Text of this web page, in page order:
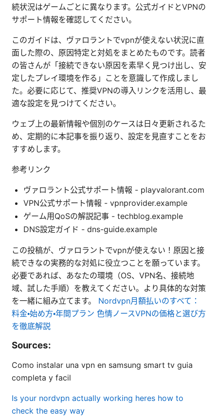
続状況はゲームごとに異なります。公式ガイドとVPNの
サポート情報を確認してください。
このガイドは、ヴァロラントでvpnが使えない状況に直
面した際の、原因特定と対処をまとめたものです。読者
の皆さんが「接続できない原因を素早く見つけ出し、安
定したプレイ環境を作る」ことを意識して作成しまし
た。必要に応じて、推奨VPNの導入リンクを活用し、最
適な設定を見つけてください。
ウェブ上の最新情報や個別のケースは日々更新されるた
め、定期的に本記事を振り返り、設定を見直すことをお
すすめします。
参考リンク
ヴァロラント公式サポート情報 - playvalorant.com
VPN公式サポート情報 - vpnprovider.example
ゲーム用QoSの解説記事 - techblog.example
DNS設定ガイド - dns-guide.example
この投稿が、ヴァロラントでvpnが使えない！原因と接
続できなの実務的な対処に役立つことを願っています。
必要であれば、あなたの環境（OS、VPN名、接続地
域、試した手順）を教えてください。より具体的な対策
を一緒に組み立てます。 Nordvpn月額払いのすべて：
料金・始め方・年間プラン 色情ノースVPNの価格と選び方
を徹底解説
Sources:
Como instalar una vpn en samsung smart tv guia
completa y facil
Is your nordvpn actually working heres how to
check the easy way